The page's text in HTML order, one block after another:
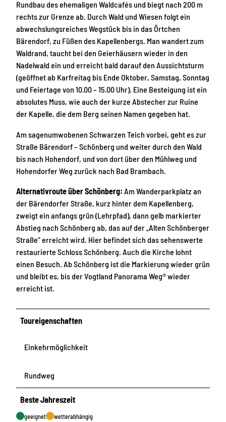
Rundbau des ehemaligen Waldcafés und biegt nach 200 m
rechts zur Grenze ab. Durch Wald und Wiesen folgt ein
abwechslungsreiches Wegstück bis in das Örtchen
Bärendorf, zu Füßen des Kapellenbergs. Man wandert zum
Waldrand, taucht bei den Geierhäusern wieder in den
Nadelwald ein und erreicht bald darauf den Aussichtsturm
(geöffnet ab Karfreitag bis Ende Oktober, Samstag, Sonntag
und Feiertage von 10.00 – 15.00 Uhr). Eine Besteigung ist ein
absolutes Muss, wie auch der kurze Abstecher zur Ruine
der Kapelle, die dem Berg seinen Namen gegeben hat.
Am sagenumwobenen Schwarzen Teich vorbei, geht es zur
Straße Bärendorf – Schönberg und weiter durch den Wald
bis nach Hohendorf, und von dort über den Mühlweg und
Hohendorfer Weg zurück nach Bad Brambach.
Alternativroute über Schönberg: Am Wanderparkplatz an
der Bärendorfer Straße, kurz hinter dem Kapellenberg,
zweigt ein anfangs grün (Lehrpfad), dann gelb markierter
Abstieg nach Schönberg ab, das auf der „Alten Schönberger
Straße“ erreicht wird. Hier befindet sich das sehenswerte
restaurierte Schloss Schönberg. Auch die Kirche lohnt
einen Besuch. Ab Schönberg ist die Markierung wieder grün
und bleibt es, bis der Vogtland Panorama Weg® wieder
erreicht ist.
Toureigenschaften
Einkehrmöglichkeit
Rundweg
Beste Jahreszeit
geeignet wetterabhängig